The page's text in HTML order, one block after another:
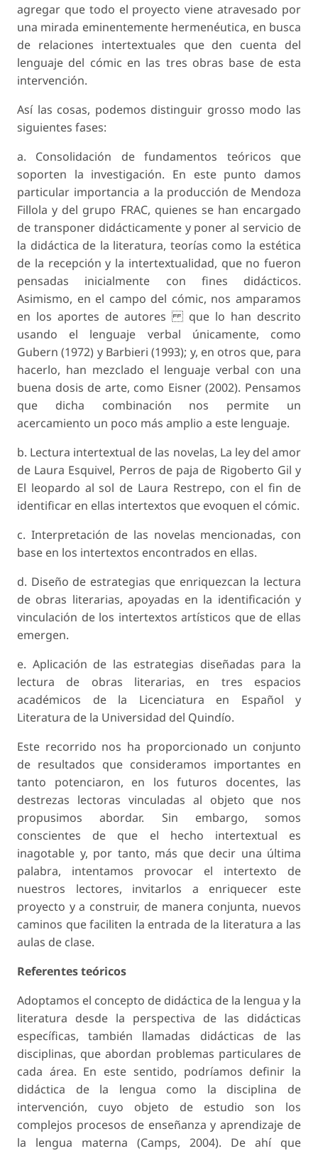
agregar que todo el proyecto viene atravesado por
una mirada eminentemente hermenéutica, en busca
de relaciones intertextuales que den cuenta del
lenguaje del cómic en las tres obras base de esta
intervención.
Así las cosas, podemos distinguir grosso modo las
siguientes fases:
a. Consolidación de fundamentos teóricos que
soporten la investigación. En este punto damos
particular importancia a la producción de Mendoza
Fillola y del grupo FRAC, quienes se han encargado
de transponer didácticamente y poner al servicio de
la didáctica de la literatura, teorías como la estética
de la recepción y la intertextualidad, que no fueron
pensadas inicialmente con fines didácticos.
Asimismo, en el campo del cómic, nos amparamos
en los aportes de autores que lo han descrito
usando el lenguaje verbal únicamente, como
Gubern (1972) y Barbieri (1993); y, en otros que, para
hacerlo, han mezclado el lenguaje verbal con una
buena dosis de arte, como Eisner (2002). Pensamos
que dicha combinación nos permite un
acercamiento un poco más amplio a este lenguaje.
b. Lectura intertextual de las novelas, La ley del amor
de Laura Esquivel, Perros de paja de Rigoberto Gil y
El leopardo al sol de Laura Restrepo, con el fin de
identificar en ellas intertextos que evoquen el cómic.
c. Interpretación de las novelas mencionadas, con
base en los intertextos encontrados en ellas.
d. Diseño de estrategias que enriquezcan la lectura
de obras literarias, apoyadas en la identificación y
vinculación de los intertextos artísticos que de ellas
emergen.
e. Aplicación de las estrategias diseñadas para la
lectura de obras literarias, en tres espacios
académicos de la Licenciatura en Español y
Literatura de la Universidad del Quindío.
Este recorrido nos ha proporcionado un conjunto
de resultados que consideramos importantes en
tanto potenciaron, en los futuros docentes, las
destrezas lectoras vinculadas al objeto que nos
propusimos abordar. Sin embargo, somos
conscientes de que el hecho intertextual es
inagotable y, por tanto, más que decir una última
palabra, intentamos provocar el intertexto de
nuestros lectores, invitarlos a enriquecer este
proyecto y a construir, de manera conjunta, nuevos
caminos que faciliten la entrada de la literatura a las
aulas de clase.
Referentes teóricos
Adoptamos el concepto de didáctica de la lengua y la
literatura desde la perspectiva de las didácticas
específicas, también llamadas didácticas de las
disciplinas, que abordan problemas particulares de
cada área. En este sentido, podríamos definir la
didáctica de la lengua como la disciplina de
intervención, cuyo objeto de estudio son los
complejos procesos de enseñanza y aprendizaje de
la lengua materna (Camps, 2004). De ahí que